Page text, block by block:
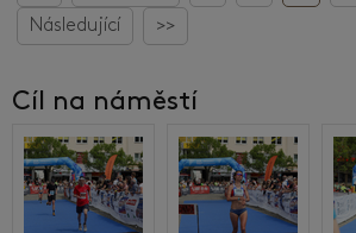
Následující
>>
Cíl na náměstí